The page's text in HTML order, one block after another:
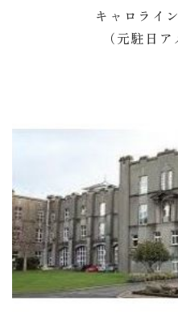
キャロライ
（元駐日